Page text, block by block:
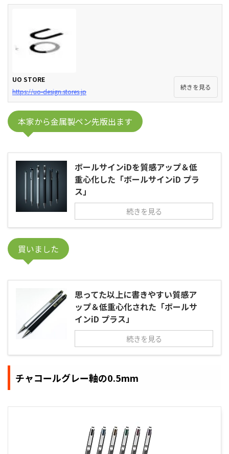
UO STORE
https://uo-design.stores.jp
続きを見る
本家から金属製ペン先版出ます
ボールサインiDを質感アップ＆低
重心化した「ボールサインiD プラ
ス」
続きを見る
買いました
思ってた以上に書きやすい質感ア
ップ＆低重心化された「ボールサ
インiD プラス」
続きを見る
チャコールグレー軸の0.5mm